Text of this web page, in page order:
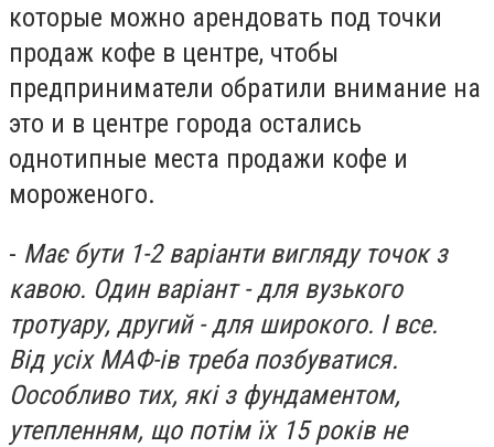
которые можно арендовать под точки
продаж кофе в центре, чтобы
предприниматели обратили внимание на
это и в центре города остались
однотипные места продажи кофе и
мороженого.
- Має бути 1-2 варіанти вигляду точок з
кавою. Один варіант - для вузького
тротуару, другий - для широкого. І все.
Від усіх МАФ-ів треба позбуватися.
Оособливо тих, які з фундаментом,
утепленням, що потім їх 15 років не